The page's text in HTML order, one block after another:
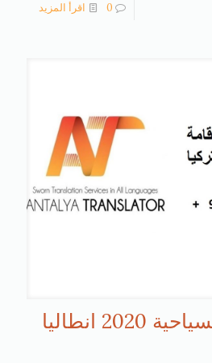
0 اقرأ المزيد
تجديد الاقامة السياحية 2020 انطاليا